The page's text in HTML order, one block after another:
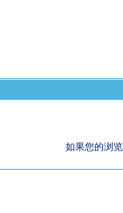
如果您的浏